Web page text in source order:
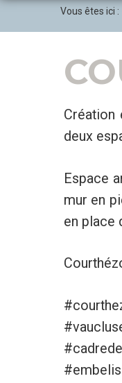
Vous êtes ici :
Création
deux
Espace
mur en
en place